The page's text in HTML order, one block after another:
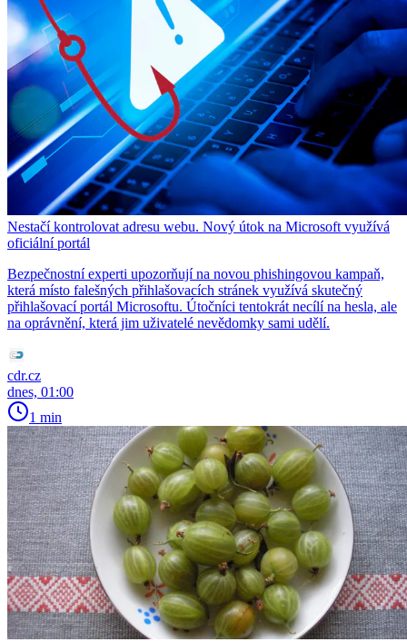
Nestačí kontrolovat adresu webu. Nový útok na Microsoft využívá
oficiální portál
Bezpečnostní experti upozorňují na novou phishingovou kampaň,
která místo falešných přihlašovacích stránek využívá skutečný
přihlašovací portál Microsoftu. Útočníci tentokrát necílí na hesla, ale
na oprávnění, která jim uživatelé nevědomky sami udělí.
cdr.cz
dnes, 01:00
1 min